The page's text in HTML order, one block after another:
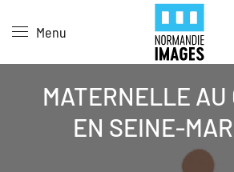
Skip to main content
Menu
MATERNELLE AU
EN SEINE-
Panneau de gestion des cookies